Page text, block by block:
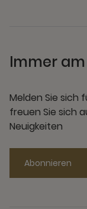
Immer am
Melden Sie sich
freuen Sie sich
Neuigkeiten
Abonnieren